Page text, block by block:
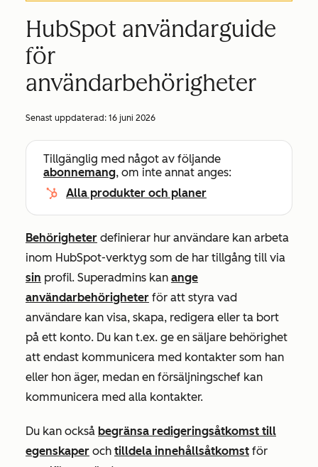
HubSpot användarguide
för
användarbehörigheter
Senast uppdaterad: 16 juni 2026
Tillgänglig med något av följande
abonnemang, om inte annat anges:
Alla produkter och planer
Behörigheter definierar hur användare kan arbeta
inom HubSpot-verktyg som de har tillgång till via
sin profil. Superadmins kan ange
användarbehörigheter för att styra vad
användare kan visa, skapa, redigera eller ta bort
på ett konto. Du kan t.ex. ge en säljare behörighet
att endast kommunicera med kontakter som han
eller hon äger, medan en försäljningschef kan
kommunicera med alla kontakter.
Du kan också begränsa redigeringsåtkomst till
egenskaper och tilldela innehållsåtkomst för